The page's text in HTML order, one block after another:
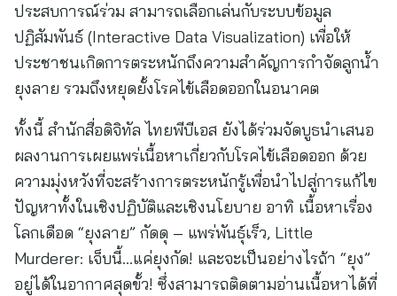
ประสบการณ์ร่วม สามารถเลือกเล่นกับระบบข้อมูล
ปฏิสัมพันธ์ (Interactive Data Visualization) เพื่อให้
ประชาชนเกิดการตระหนักถึงความสำคัญการกำจัดลูกน้ำ
ยุงลาย รวมถึงหยุดยั้งโรคไข้เลือดออกในอนาคต
ทั้งนี้ สำนักสื่อดิจิทัล ไทยพีบีเอส ยังได้ร่วมจัดบูธนำเสนอ
ผลงานการเผยแพร่เนื้อหาเกี่ยวกับโรคไข้เลือดออก ด้วย
ความมุ่งหวังที่จะสร้างการตระหนักรู้เพื่อนำไปสู่การแก้ไข
ปัญหาทั้งในเชิงปฏิบัติและเชิงนโยบาย อาทิ เนื้อหาเรื่อง
โลกเดือด “ยุงลาย” กัดดุ – แพร่พันธุ์เร็ว, Little
Murderer: เจ็บนี้…แค่ยุงกัด! และจะเป็นอย่างไรถ้า “ยุง”
อยู่ได้ในอากาศสุดขั้ว! ซึ่งสามารถติดตามอ่านเนื้อหาได้ที่